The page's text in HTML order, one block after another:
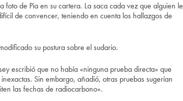
de Pia en su cartera. La saca cada vez que alguien le
de convencer, teniendo en cuenta los hallazgos de
su postura sobre el sudario.
escribió que no había «ninguna prueba directa» que
Sin embargo, añadió, otras pruebas sugerían
las fechas de radiocarbono».